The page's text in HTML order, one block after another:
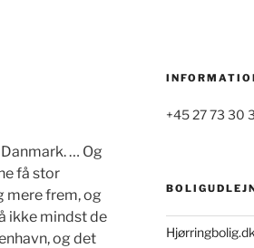
… Og
få stor
mere frem, og
ikke mindst de
og det
+45 27 73 30
Hjørringbolig.dk